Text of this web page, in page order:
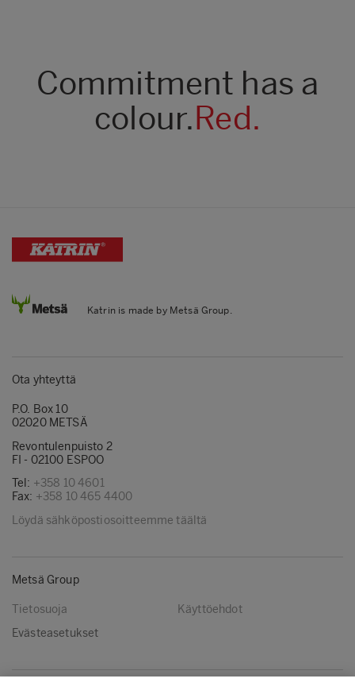
Commitment has a
colour.Red.
Katrin is made by Metsä Group.
Ota yhteyttä
P.O. Box 10
02020 METSÄ
Revontulenpuisto 2
FI - 02100 ESPOO
Tel: +358 10 4601
Fax: +358 10 465 4400
Löydä sähköpostiosoitteemme täältä
Metsä Group
Tietosuoja
Käyttöehdot
Evästeasetukset